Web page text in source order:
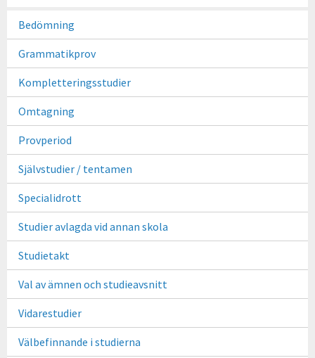
Bedömning
Grammatikprov
Kompletteringsstudier
Omtagning
Provperiod
Självstudier / tentamen
Specialidrott
Studier avlagda vid annan skola
Studietakt
Val av ämnen och studieavsnitt
Vidarestudier
Välbefinnande i studierna